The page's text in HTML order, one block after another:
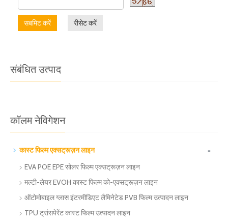
सबमिट करें रीसेट करें
संबंधित उत्पाद
कॉलम नेविगेशन
कास्ट फिल्म एक्सट्रूज़न लाइन -
EVA POE EPE सोलर फिल्म एक्सट्रूज़न लाइन
मल्टी-लेयर EVOH कास्ट फिल्म को-एक्सट्रूज़न लाइन
ऑटोमोबाइल ग्लास इंटरमीडिएट लैमिनेटेड PVB फिल्म उत्पादन लाइन
TPU ट्रांसपेरेंट कास्ट फिल्म उत्पादन लाइन